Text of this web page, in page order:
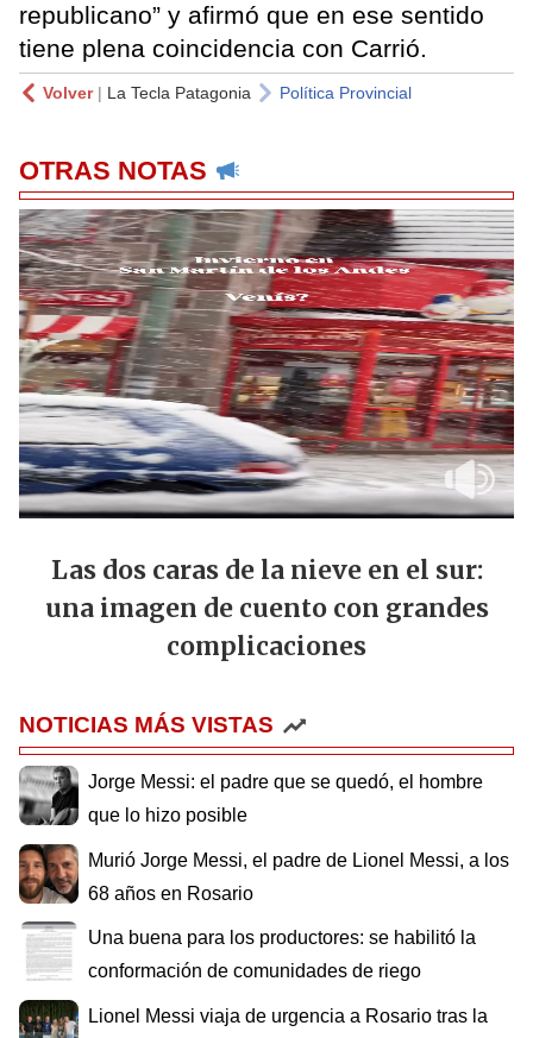
republicano” y afirmó que en ese sentido
tiene plena coincidencia con Carrió.
Volver| La Tecla Patagonia Política Provincial
OTRAS NOTAS
Las dos caras de la nieve en el sur:
una imagen de cuento con grandes
complicaciones
NOTICIAS MÁS VISTAS
Jorge Messi: el padre que se quedó, el hombre
que lo hizo posible
Murió Jorge Messi, el padre de Lionel Messi, a los
68 años en Rosario
Una buena para los productores: se habilitó la
conformación de comunidades de riego
Lionel Messi viaja de urgencia a Rosario tras la